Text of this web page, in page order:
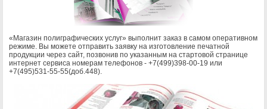
Магазин полиграфических услуг
«Магазин полиграфических услуг» выполнит заказ в самом оперативном
режиме. Вы можете отправить заявку на изготовление печатной
продукции через сайт, позвонив по указанным на стартовой странице
интернет сервиса номерам телефонов - +7(499)398-00-19 или
+7(495)531-55-55(доб.448).
8
9